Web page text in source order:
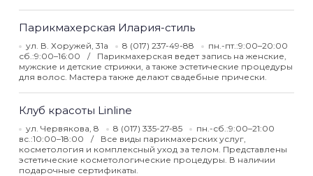
Парикмахерская Илария-стиль
ул. В. Хоружей, 31а 8 (017) 237-49-88
пн.-пт.:9:00–20:00
сб.:9:00–16:00
Парикмахерская ведет запись на женские,
мужские и детские стрижки, а также эстетические процедуры
для волос. Мастера также делают свадебные прически.
Клуб красоты Linline
ул. Червякова, 8 8 (017) 335-27-85
пн.-сб.:9:00–21:00
вс.:10:00–18:00
Все виды парикмахерских услуг,
косметология и комплексный уход за телом. Представлены
эстетические косметологические процедуры. В наличии
подарочные сертификаты.